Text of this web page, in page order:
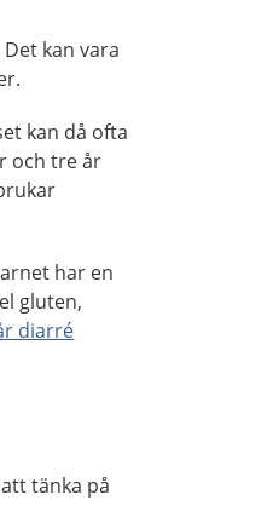
kan vara
kan då ofta
och tre år
har en
gluten,
diarré
tänka på